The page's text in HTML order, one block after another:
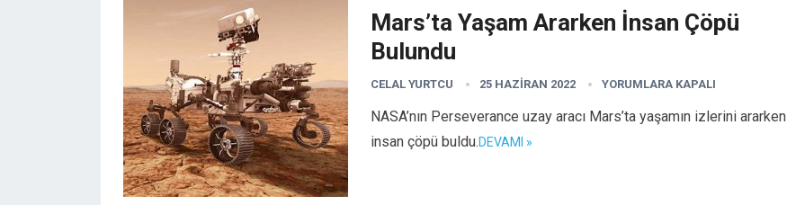
Mars’ta Yaşam Ararken İnsan Çöpü
Bulundu
CELAL YURTCU 25 HAZIRAN 2022 YORUMLARA KAPALI
NASA’nın Perseverance uzay aracı Mars’ta yaşamın izlerini ararken
insan çöpü buldu.DEVAMI »